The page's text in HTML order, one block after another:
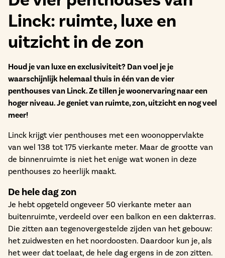
Linck: ruimte, luxe en
uitzicht in de zon
Houd je van luxe en exclusiviteit? Dan voel je je
waarschijnlijk helemaal thuis in één van de vier
penthouses van Linck. Ze tillen je woonervaring naar een
hoger niveau. Je geniet van ruimte, zon, uitzicht en nog veel
meer!
Linck krijgt vier penthouses met een woonoppervlakte
van wel 138 tot 175 vierkante meter. Maar de grootte van
de binnenruimte is niet het enige wat wonen in deze
penthouses zo heerlijk maakt.
De hele dag zon
Je hebt opgeteld ongeveer 50 vierkante meter aan
buitenruimte, verdeeld over een balkon en een dakterras.
Die zitten aan tegenovergestelde zijden van het gebouw:
het zuidwesten en het noordoosten. Daardoor kun je, als
het weer dat toelaat, de hele dag ergens in de zon zitten.